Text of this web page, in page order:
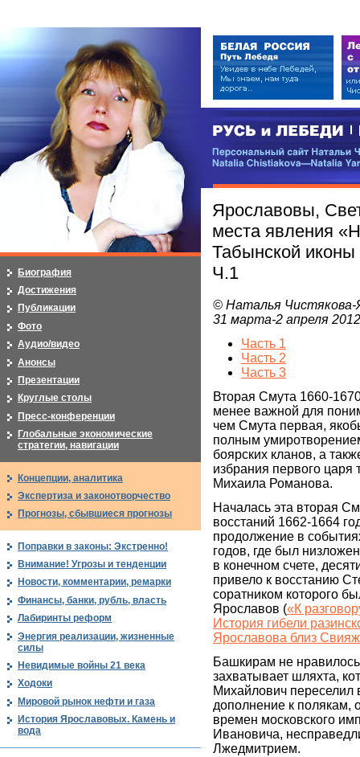
РУСЬ и ЛЕБЕДИ | RUSI —
Персональный сайт Натальи
Ярославовы,
места явления
Табынской
Ч.1
© Наталья Чистякова-
31 марта-2 апреля
Часть 1
Часть 2
Часть 3
Вторая Смута 1660-
менее важной для
чем Смута первая,
полным
боярских кланов, а
избрания первого царя
Михаила Романова.
Началась эта вторая
восстаний 1662-1664
продолжение в
годов, где был
в конечном счете,
привело к восстанию
соратником которого
Ярославов («К
История гибели
Ярославова близ
Башкирам не
захватывает шляхта,
Михайлович
дополнение к полякам,
времен московского
Ивановича,
Лжедмитрием.
Биография
Достижения
Публикации
Фото
Аудио/видео
Анонсы
Презентации
Круглые столы
Пресс-конференции
Глобальные экономические
стратегии, навигации
Концепции, аналитика
Экспертиза и законотворчество
Прогнозы, сбывшиеся прогнозы
Поправки в законы: Экстренно!
Внимание! Угрозы и тенденции
Новости, комментарии, ремарки
Финансы, банки, рубль, власть
Лабиринты реформ
Энергия реализации, жизненные
силы
Невидимые войны 21 века
Ходоки
Мировой рынок нефти и газа
История Ярославовых. Камень и
вода